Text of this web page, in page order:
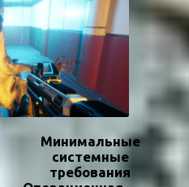
Минимальные
системные
требования